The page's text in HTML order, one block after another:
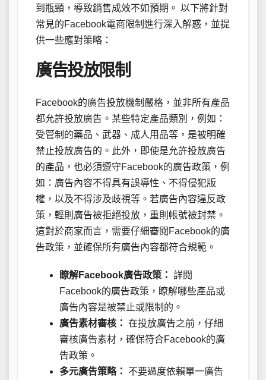
到瓶頸，導致銷售成效不如預期。 以下將針對
常見的Facebook電商限制進行深入解惑，並提
供一些應對策略：
廣告投放限制
Facebook的廣告投放機制嚴格，並非所有產品
都允許投放廣告。某些特定產品類別，例如：
受管制的藥品、武器、成人用品等，是被明確
禁止投放廣告的。此外，即使是允許投放廣告
的產品，也必須遵守Facebook的廣告政策，例
如：廣告內容不得具有誤導性、不得侵犯版
權，以及不得涉及歧視等。若廣告內容違反政
策，輕則廣告被拒絕投放，重則帳號被封禁。
這對於商家而言，需要仔細審閱Facebook的廣
告政策，並確保所有廣告內容都符合規範。
瞭解Facebook廣告政策： 詳閱
Facebook的廣告政策，瞭解哪些產品或
廣告內容是被禁止或限制的。
廣告素材審核： 在投放廣告之前，仔細
審核廣告素材，確保符合Facebook的廣
告政策。
多元廣告策略：
不要過度依賴單一廣告